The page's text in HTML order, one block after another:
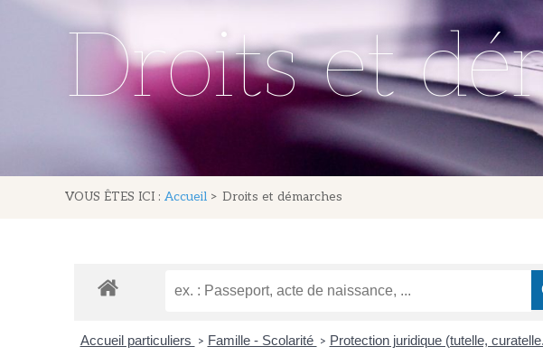
Droits et
VOUS ÊTES ICI : Accueil > Droits et démarches
Accueil particuliers > Famille - Scolarité > Protection juridique (tutelle,